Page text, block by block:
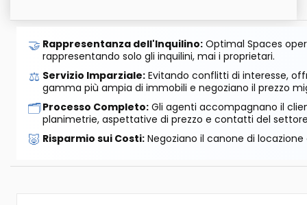
🤝 Rappresentanza dell'Inquilino: Optimal Spaces
rappresentando solo gli inquilini, mai i proprietari.
⚖️ Servizio Imparziale: Evitando conflitti di interesse,
gamma più ampia di immobili e negoziano il prezzo
🗂️Processo Completo: Gli agenti accompagnano il
planimetrie, aspettative di prezzo e contatti del
🐷 Risparmio sui Costi: Negoziano il canone di